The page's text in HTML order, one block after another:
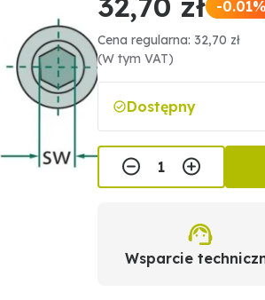
-
Cena regularna: 32,70 zł
(W tym VAT)
Dostępny
Wsparcie